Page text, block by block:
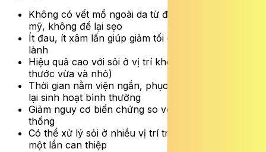
Không có vết mổ ngoài da từ đó đảm bảo thẩm
mỹ, không để lại sẹo
Ít đau, ít xâm lấn giúp giảm tối đa tổn thương mô
lành
Hiệu quả cao với sỏi ở vị trí khó (đài thận, sỏi kích
thước vừa và nhỏ)
Thời gian nằm viện ngắn, phục hồi nhanh, sớm trở
lại sinh hoạt bình thường
Giảm nguy cơ biến chứng so với phẫu thuật truyền
thống
Có thể xử lý sỏi ở nhiều vị trí trong thận chỉ trong
một lần can thiệp